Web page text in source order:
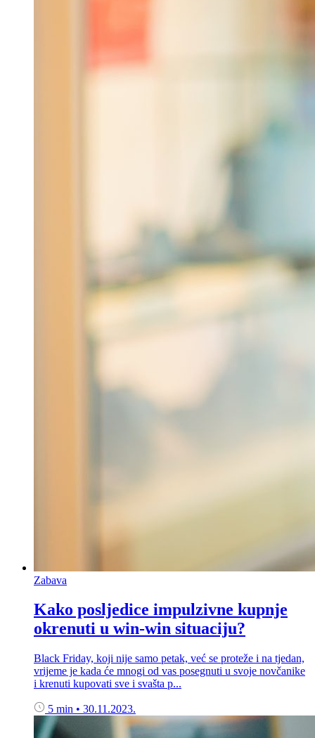
Zabava
Kako posljedice impulzivne kupnje
okrenuti u win-win situaciju?
Black Friday, koji nije samo petak, već se proteže i na tjedan,
vrijeme je kada će mnogi od vas posegnuti u svoje novčanike
i krenuti kupovati sve i svašta p...
5 min • 30.11.2023.